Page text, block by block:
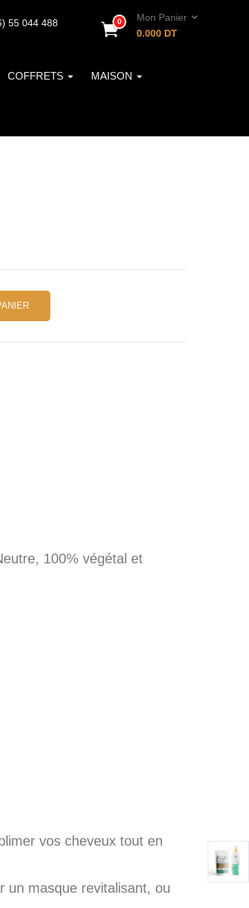
55 044 488 0
Mon Panier
0.000 DT
COFFRETS MAISON
100% végétal et
vos cheveux tout en
un masque revitalisant, ou